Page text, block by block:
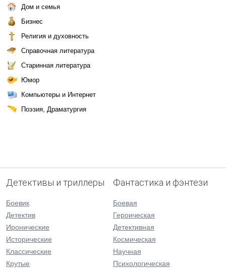
Дом и семья
Бизнес
Религия и духовность
Справочная литература
Старинная литература
Юмор
Компьютеры и Интернет
Поэзия, Драматургия
Детективы и триллеры
Боевик
Детектив
Иронические
Исторические
Классические
Крутые
Фантастика и фэнтези
Боевая
Героическая
Детективная
Космическая
Научная
Психологическая